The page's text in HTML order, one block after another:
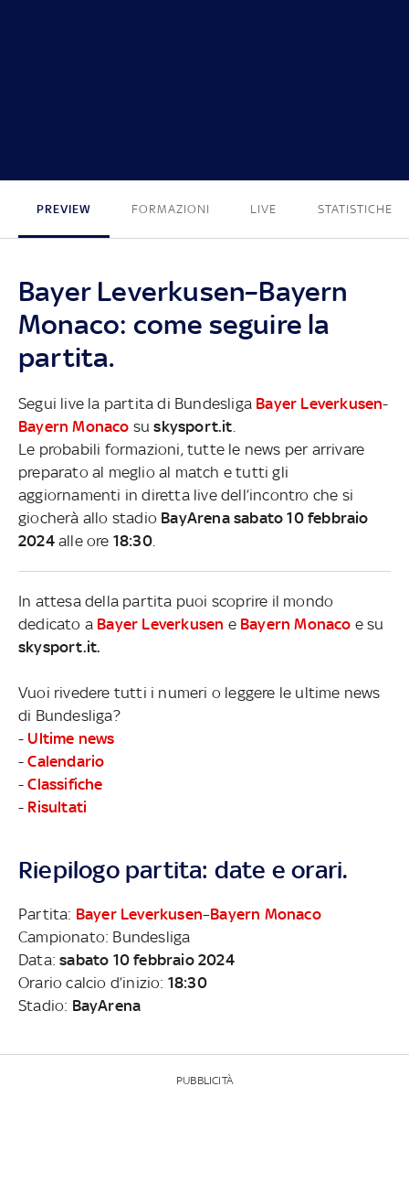
PREVIEW FORMAZIONI LIVE STATISTICHE
Bayer Leverkusen–Bayern
Monaco: come seguire la
partita.
Segui live la partita di Bundesliga Bayer Leverkusen-
Bayern Monaco suskysport.it
Le probabili formazioni, tutte le news per arrivare
preparato al meglio al match e tutti gli
aggiornamenti in diretta live dell’incontro che si
giocherà allo stadio BayArena sabato 10 febbraio
2024alle ore 18:30.
In attesa della partita puoi scoprire il mondo
dedicato a Bayer Leverkusen e Bayern Monaco e su
skysport.it.
Vuoi rivedere tutti i numeri o leggere le ultime news
di Bundesliga?
- Ultime news
-Calendario
-Classifiche
- Risultati
Riepilogo partita: date e orari.
Partita: Bayer Leverkusen–Bayern Monaco
Campionato: Bundesliga
Data:sabato 10 febbraio 2024
Orario calcio d’inizio: 18:30
Stadio: BayArena
PUBBLICITÀ